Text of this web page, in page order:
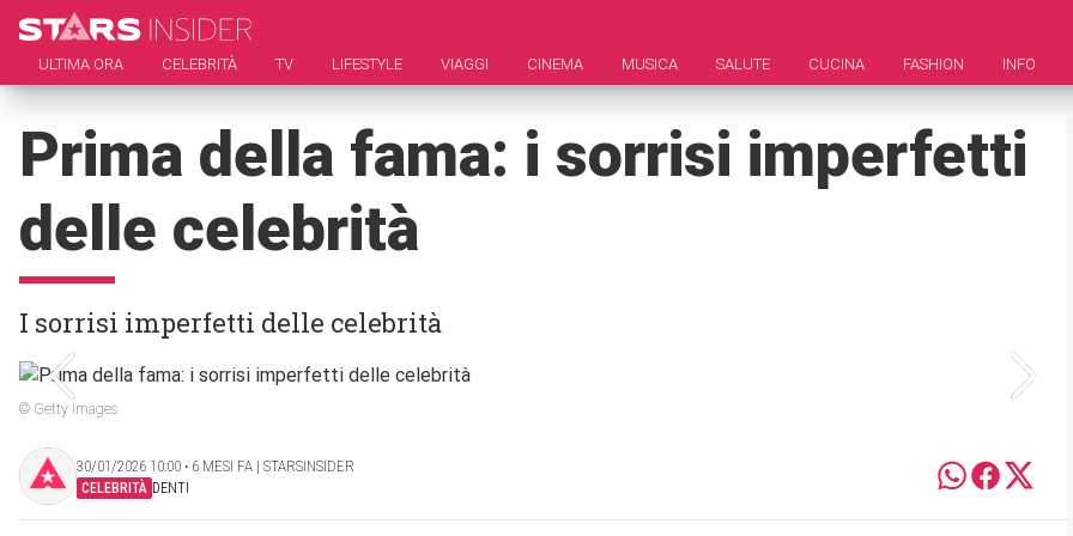
ULTIMA ORA CELEBRITÀ TV LIFESTYLE VIAGGI CINEMA MUSICA SALUTE CUCINA FASHION INFO
Prima della fama: i sorrisi imperfetti
delle celebrità
I sorrisi imperfetti delle celebrità
© Getty Images
30/01/2026 10:00 ‧ 6 MESI FA | STARSINSIDER
CELEBRITÀ DENTI